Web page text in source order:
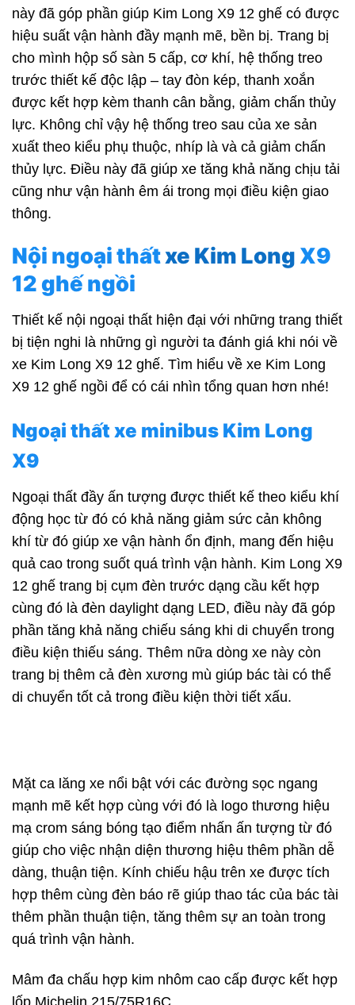
này đã góp phần giúp Kim Long X9 12 ghế có được
hiệu suất vận hành đầy mạnh mẽ, bền bị. Trang bị
cho mình hộp số sàn 5 cấp, cơ khí, hệ thống treo
trước thiết kế độc lập – tay đòn kép, thanh xoắn
được kết hợp kèm thanh cân bằng, giảm chấn thủy
lực. Không chỉ vậy hệ thống treo sau của xe sản
xuất theo kiểu phụ thuộc, nhíp là và cả giảm chấn
thủy lực. Điều này đã giúp xe tăng khả năng chịu tải
cũng như vận hành êm ái trong mọi điều kiện giao
thông.
Nội ngoại thấtxe Kim Long X9
12 ghế ngồi
Thiết kế nội ngoại thất hiện đại với những trang thiết
bị tiện nghi là những gì người ta đánh giá khi nói về
xe Kim Long X9 12 ghế. Tìm hiểu về xe Kim Long
X9 12 ghế ngồi để có cái nhìn tổng quan hơn nhé!
Ngoại thất xe minibus Kim Long
X9
Ngoại thất đầy ấn tượng được thiết kế theo kiểu khí
động học từ đó có khả năng giảm sức cản không
khí từ đó giúp xe vận hành ổn định, mang đến hiệu
quả cao trong suốt quá trình vận hành. Kim Long X9
12 ghế trang bị cụm đèn trước dạng cầu kết hợp
cùng đó là đèn daylight dạng LED, điều này đã góp
phần tăng khả năng chiếu sáng khi di chuyển trong
điều kiện thiếu sáng. Thêm nữa dòng xe này còn
trang bị thêm cả đèn xương mù giúp bác tài có thể
di chuyển tốt cả trong điều kiện thời tiết xấu.
Mặt ca lăng xe nổi bật với các đường sọc ngang
mạnh mẽ kết hợp cùng với đó là logo thương hiệu
mạ crom sáng bóng tạo điểm nhấn ấn tượng từ đó
giúp cho việc nhận diện thương hiệu thêm phần dễ
dàng, thuận tiện. Kính chiếu hậu trên xe được tích
hợp thêm cùng đèn báo rẽ giúp thao tác của bác tài
thêm phần thuận tiện, tăng thêm sự an toàn trong
quá trình vận hành.
Mâm đa chấu hợp kim nhôm cao cấp được kết hợp
lốp Michelin 215/75R16C.